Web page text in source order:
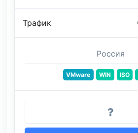
Трафик
Россия
VMware WIN ISO